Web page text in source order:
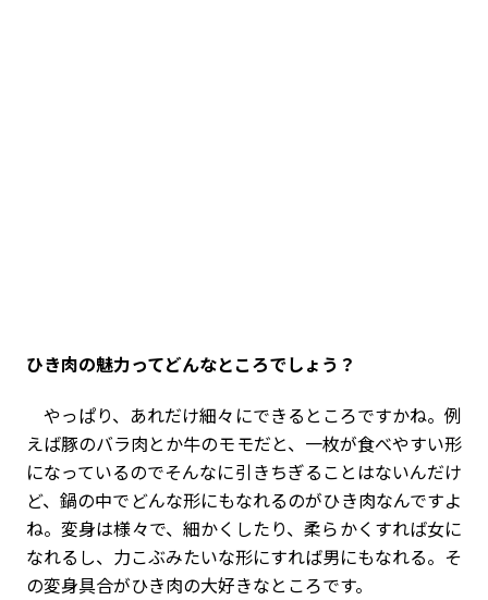
――ひき肉の魅力ってどんなところでしょう？
やっぱり、あれだけ細々にできるところですかね。例
えば豚のバラ肉とか牛のモモだと、一枚が食べやすい形
になっているのでそんなに引きちぎることはないんだけ
ど、鍋の中でどんな形にもなれるのがひき肉なんですよ
ね。変身は様々で、細かくしたり、柔らかくすれば女に
なれるし、力こぶみたいな形にすれば男にもなれる。そ
の変身具合がひき肉の大好きなところです。